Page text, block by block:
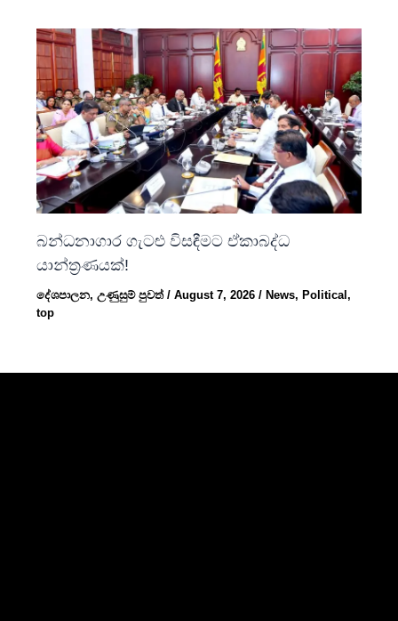
බන්ධනාගාර ගැටළු විසඳීමට ඒකාබද්ධ
යාන්ත්‍රණයක්!
දේශපාලන,උණුසුම් පුවත්/August 7, 2026/News,Political,
top